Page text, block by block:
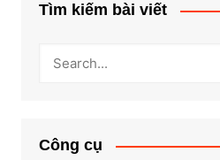
Tìm kiếm bài viết
Công cụ